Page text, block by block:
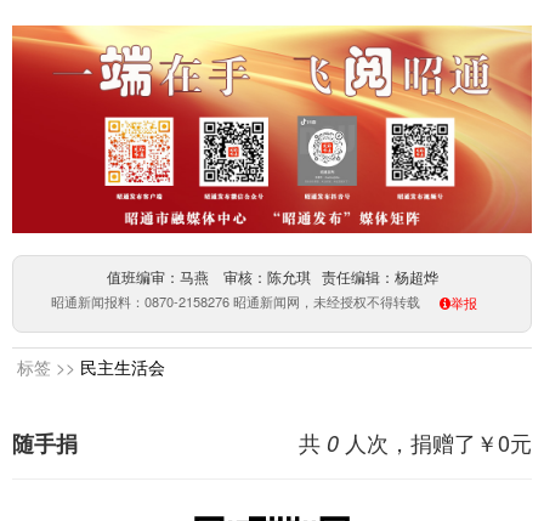
值班编审：马燕 审核：陈允琪 责任编辑：杨超烨
昭通新闻报料：0870-2158276 昭通新闻网，未经授权不得转载 举报
标签 >> 民主生活会
共 0 人次，捐赠了￥0元
随手捐